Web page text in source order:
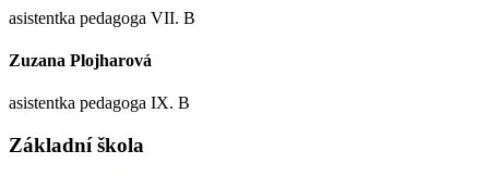
asistentka pedagoga VII. B
Zuzana Plojharová
asistentka pedagoga IX. B
Základní škola